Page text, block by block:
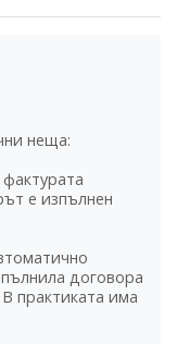
неща:
е изпълнен
договора
практиката има